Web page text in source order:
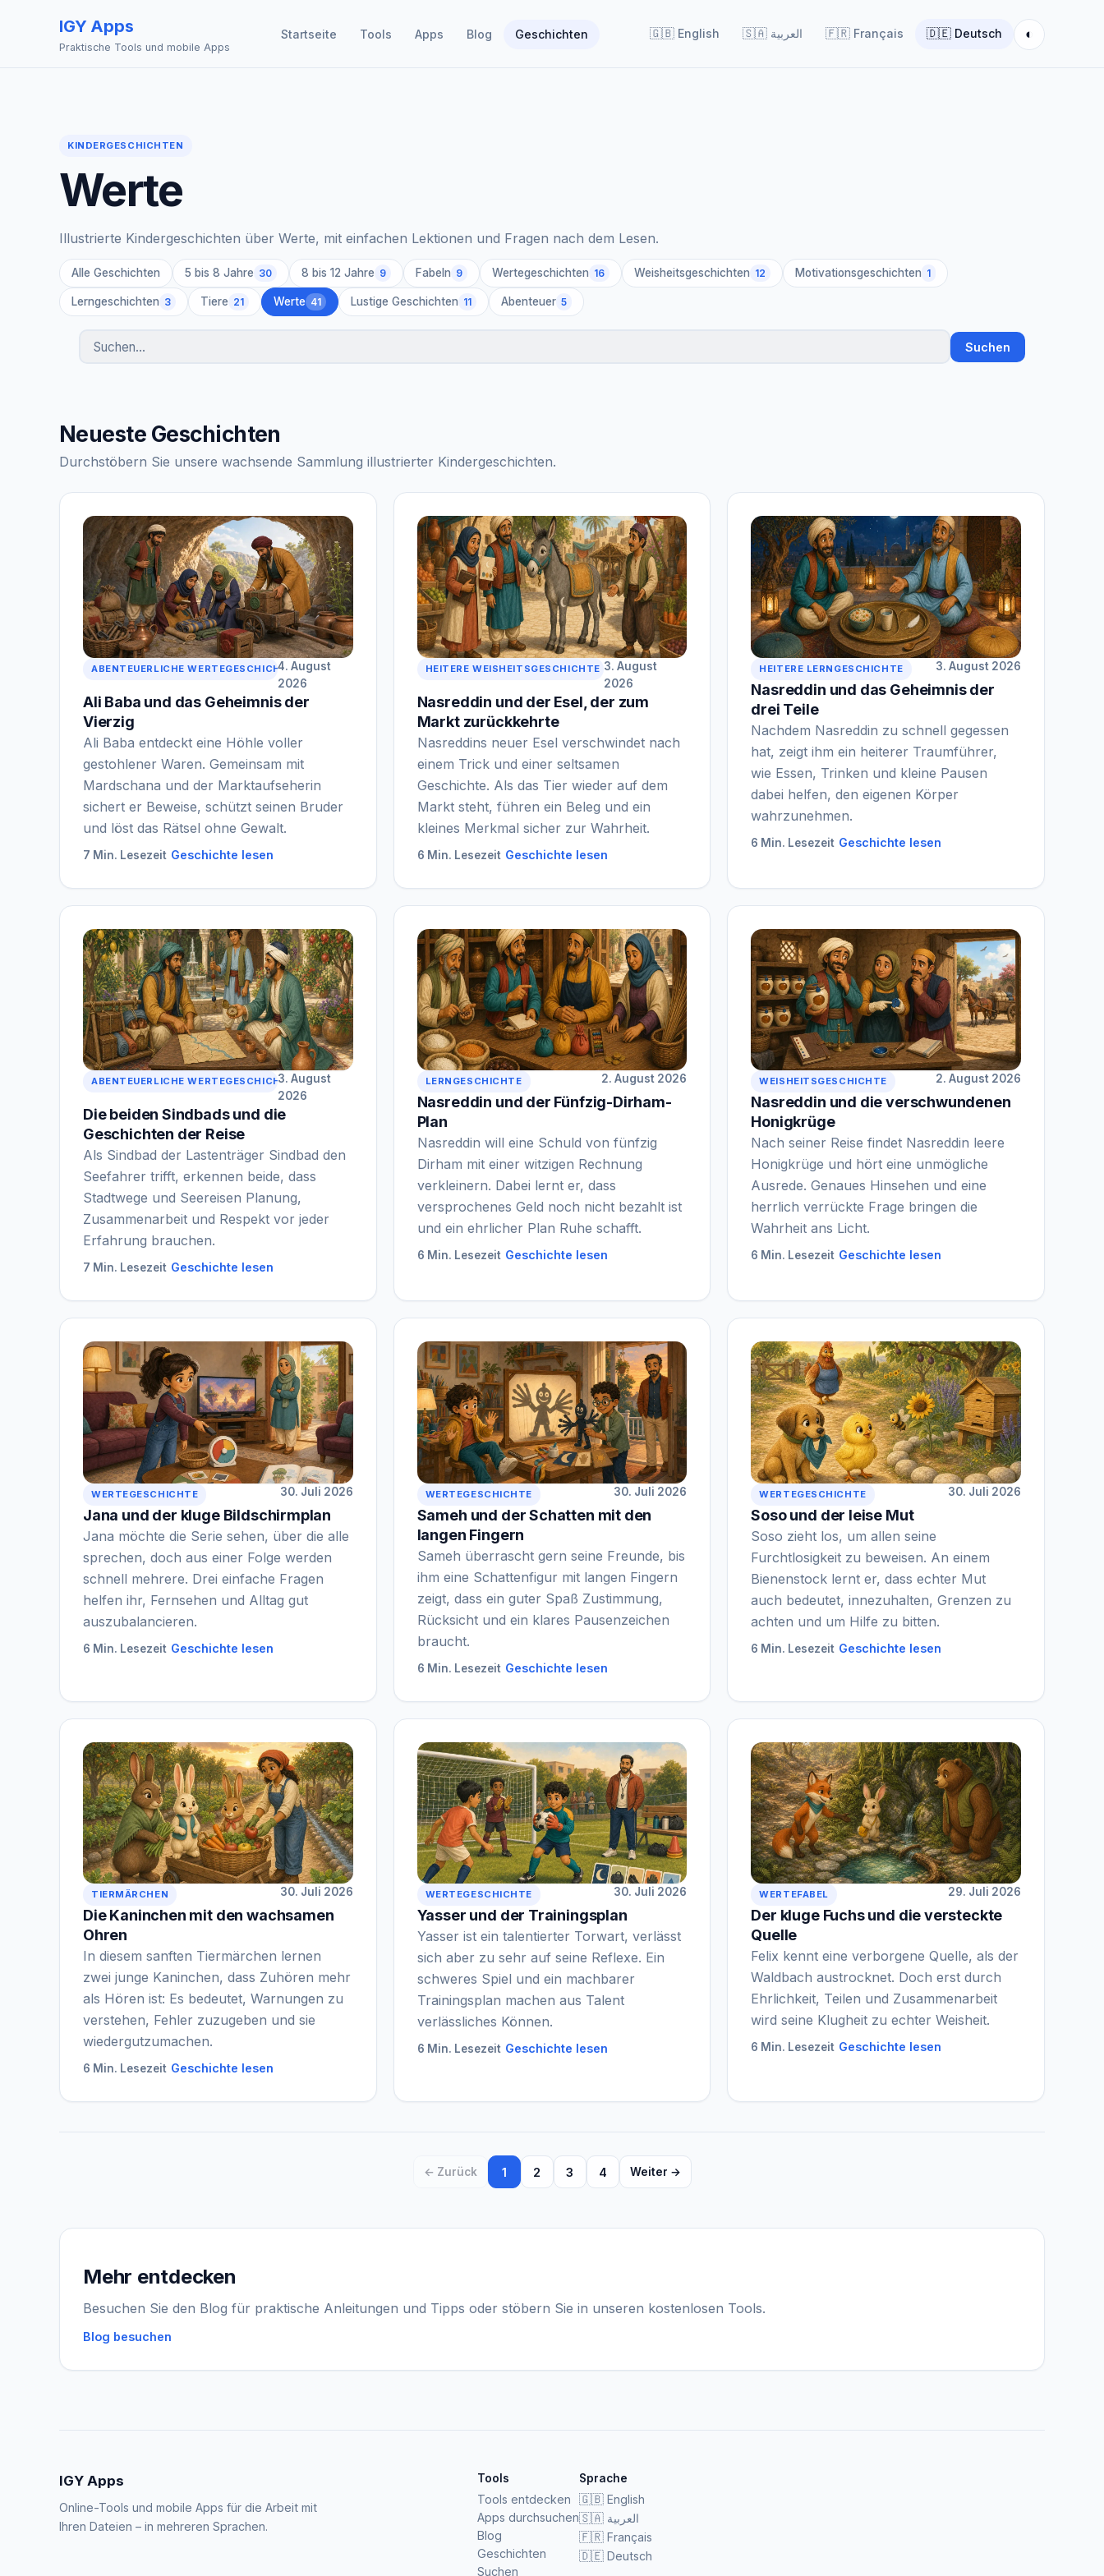
IGY Apps
Praktische Tools und mobile Apps
Startseite Tools Apps Blog Geschichten 🇬🇧 English 🇸🇦 العربية 🇫🇷 Français 🇩🇪 Deutsch ◐
KINDERGESCHICHTEN
Werte
Illustrierte Kindergeschichten über Werte, mit einfachen Lektionen und Fragen nach dem Lesen.
Alle Geschichten 5 bis 8 Jahre 30 8 bis 12 Jahre 9 Fabeln 9 Wertegeschichten 16 Weisheitsgeschichten 12 Motivationsgeschichten 1
Lerngeschichten 3 Tiere 21 Werte 41 Lustige Geschichten 11 Abenteuer 5
Geschichten suchen
Suchen
Neueste Geschichten
Durchstöbern Sie unsere wachsende Sammlung illustrierter Kindergeschichten.
ABENTEUERLICHE WERTEGESCHICHTE4. August
2026
Ali Baba und das Geheimnis der
Vierzig
Ali Baba entdeckt eine Höhle voller
gestohlener Waren. Gemeinsam mit
Mardschana und der Marktaufseherin
sichert er Beweise, schützt seinen Bruder
und löst das Rätsel ohne Gewalt.
7 Min. Lesezeit Geschichte lesen
HEITERE WEISHEITSGESCHICHTE 3. August
2026
Nasreddin und der Esel, der zum
Markt zurückkehrte
Nasreddins neuer Esel verschwindet nach
einem Trick und einer seltsamen
Geschichte. Als das Tier wieder auf dem
Markt steht, führen ein Beleg und ein
kleines Merkmal sicher zur Wahrheit.
6 Min. Lesezeit Geschichte lesen
HEITERE LERNGESCHICHTE 3. August 2026
Nasreddin und das Geheimnis der
drei Teile
Nachdem Nasreddin zu schnell gegessen
hat, zeigt ihm ein heiterer Traumführer,
wie Essen, Trinken und kleine Pausen
dabei helfen, den eigenen Körper
wahrzunehmen.
6 Min. Lesezeit Geschichte lesen
ABENTEUERLICHE WERTEGESCHICHTE3. August
2026
Die beiden Sindbads und die
Geschichten der Reise
Als Sindbad der Lastenträger Sindbad den
Seefahrer trifft, erkennen beide, dass
Stadtwege und Seereisen Planung,
Zusammenarbeit und Respekt vor jeder
Erfahrung brauchen.
7 Min. Lesezeit Geschichte lesen
LERNGESCHICHTE 2. August 2026
Nasreddin und der Fünfzig-Dirham-
Plan
Nasreddin will eine Schuld von fünfzig
Dirham mit einer witzigen Rechnung
verkleinern. Dabei lernt er, dass
versprochenes Geld noch nicht bezahlt ist
und ein ehrlicher Plan Ruhe schafft.
6 Min. Lesezeit Geschichte lesen
WEISHEITSGESCHICHTE 2. August 2026
Nasreddin und die verschwundenen
Honigkrüge
Nach seiner Reise findet Nasreddin leere
Honigkrüge und hört eine unmögliche
Ausrede. Genaues Hinsehen und eine
herrlich verrückte Frage bringen die
Wahrheit ans Licht.
6 Min. Lesezeit Geschichte lesen
WERTEGESCHICHTE 30. Juli 2026
Jana und der kluge Bildschirmplan
Jana möchte die Serie sehen, über die alle
sprechen, doch aus einer Folge werden
schnell mehrere. Drei einfache Fragen
helfen ihr, Fernsehen und Alltag gut
auszubalancieren.
6 Min. Lesezeit Geschichte lesen
WERTEGESCHICHTE 30. Juli 2026
Sameh und der Schatten mit den
langen Fingern
Sameh überrascht gern seine Freunde, bis
ihm eine Schattenfigur mit langen Fingern
zeigt, dass ein guter Spaß Zustimmung,
Rücksicht und ein klares Pausenzeichen
braucht.
6 Min. Lesezeit Geschichte lesen
WERTEGESCHICHTE 30. Juli 2026
Soso und der leise Mut
Soso zieht los, um allen seine
Furchtlosigkeit zu beweisen. An einem
Bienenstock lernt er, dass echter Mut
auch bedeutet, innezuhalten, Grenzen zu
achten und um Hilfe zu bitten.
6 Min. Lesezeit Geschichte lesen
TIERMÄRCHEN 30. Juli 2026
Die Kaninchen mit den wachsamen
Ohren
In diesem sanften Tiermärchen lernen
zwei junge Kaninchen, dass Zuhören mehr
als Hören ist: Es bedeutet, Warnungen zu
verstehen, Fehler zuzugeben und sie
wiedergutzumachen.
6 Min. Lesezeit Geschichte lesen
WERTEGESCHICHTE 30. Juli 2026
Yasser und der Trainingsplan
Yasser ist ein talentierter Torwart, verlässt
sich aber zu sehr auf seine Reflexe. Ein
schweres Spiel und ein machbarer
Trainingsplan machen aus Talent
verlässliches Können.
6 Min. Lesezeit Geschichte lesen
WERTEFABEL 29. Juli 2026
Der kluge Fuchs und die versteckte
Quelle
Felix kennt eine verborgene Quelle, als der
Waldbach austrocknet. Doch erst durch
Ehrlichkeit, Teilen und Zusammenarbeit
wird seine Klugheit zu echter Weisheit.
6 Min. Lesezeit Geschichte lesen
← Zurück 1 2 3 4 Weiter →
Mehr entdecken
Besuchen Sie den Blog für praktische Anleitungen und Tipps oder stöbern Sie in unseren kostenlosen Tools.
Blog besuchen
IGY Apps
Online-Tools und mobile Apps für die Arbeit mit
Ihren Dateien – in mehreren Sprachen.
Tools
Tools entdecken
Apps durchsuchen
Blog
Geschichten
Suchen
Sprache
🇬🇧 English
🇸🇦 العربية
🇫🇷 Français
🇩🇪 Deutsch
Online — Fragen Sie mich